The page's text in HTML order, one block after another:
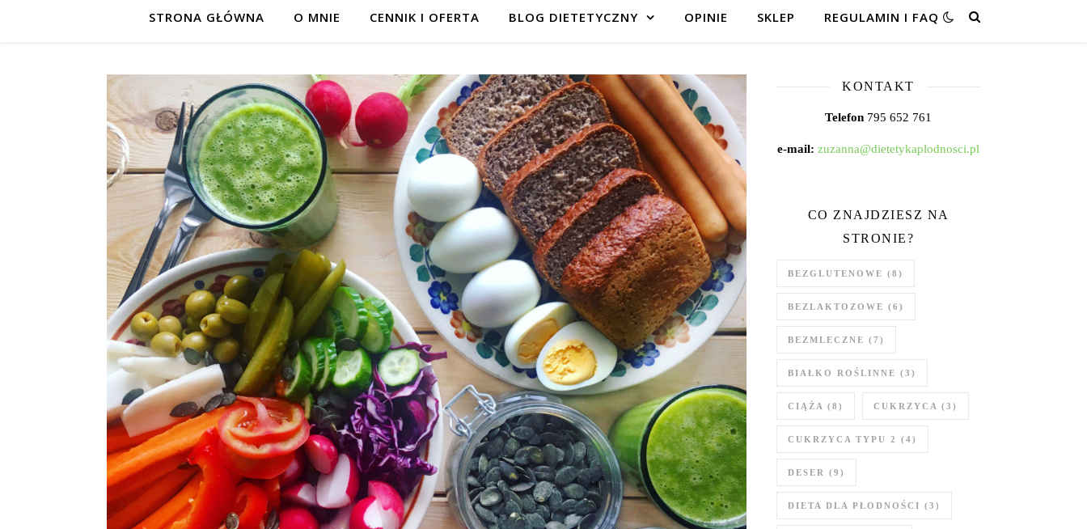
STRONA GŁÓWNA O MNIE CENNIK I OFERTA BLOG DIETETYCZNY OPINIE SKLEP REGULAMIN I FAQ
KONTAKT
Telefon 795 652 761
e-mail: zuzanna@dietetykaplodnosci.pl
CO ZNAJDZIESZ NA
STRONIE?
BEZGLUTENOWE (8)
BEZLAKTOZOWE (6)
BEZMLECZNE (7)
BIAŁKO ROŚLINNE (3)
CIĄŻA (8) CUKRZYCA (3)
CUKRZYCA TYPU 2 (4)
DESER (9)
DIETA DLA PŁODNOŚCI (3)